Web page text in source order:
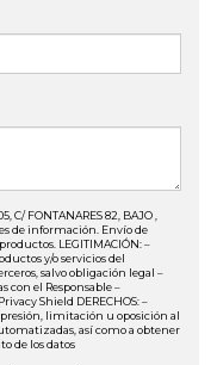
C/ FONTANARES 82, BAJO ,
de información. Envío de
LEGITIMACIÓN: –
y/o servicios del
salvo obligación legal –
con el Responsable –
Shield DERECHOS: –
limitación u oposición al
así como a obtener
de los datos